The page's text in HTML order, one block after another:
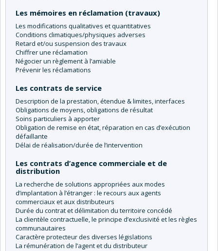
Les mémoires en réclamation (travaux)
Les modifications qualitatives et quantitatives
Conditions climatiques/physiques adverses
Retard et/ou suspension des travaux
Chiffrer une réclamation
Négocier un règlement à l’amiable
Prévenir les réclamations
Les contrats de service
Description de la prestation, étendue & limites, interfaces
Obligations de moyens, obligations de résultat
Soins particuliers à apporter
Obligation de remise en état, réparation en cas d’exécution
défaillante
Délai de réalisation/durée de l’intervention
Les contrats d’agence commerciale et de
distribution
La recherche de solutions appropriées aux modes
d’implantation à l’étranger : le recours aux agents
commerciaux et aux distributeurs
Durée du contrat et délimitation du territoire concédé
La clientèle contractuelle, le principe d’exclusivité et les règles
communautaires
Caractère protecteur des diverses législations
La rémunération de l’agent et du distributeur